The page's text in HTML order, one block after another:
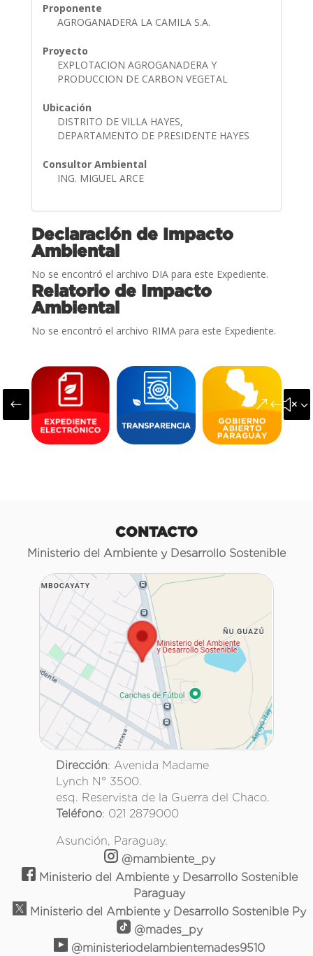
Proponente
AGROGANADERA LA CAMILA S.A.
Proyecto
EXPLOTACION AGROGANADERA Y
PRODUCCION DE CARBON VEGETAL
Ubicación
DISTRITO DE VILLA HAYES,
DEPARTAMENTO DE PRESIDENTE HAYES
Consultor Ambiental
ING. MIGUEL ARCE
Declaración de Impacto
Ambiental
No se encontró el archivo DIA para este Expediente.
Relatorio de Impacto
Ambiental
No se encontró el archivo RIMA para este Expediente.
#
CONTACTO
Ministerio del Ambiente y Desarrollo Sostenible
Dirección: Avenida Madame
Lynch N° 3500.
esq. Reservista de la Guerra del Chaco.
Teléfono: 021 2879000
Asunción, Paraguay.
@mambiente_py
Ministerio del Ambiente y Desarrollo Sostenible
Paraguay
Ministerio del Ambiente y Desarrollo Sostenible Py
@mades_py
@ministeriodelambientemades9510